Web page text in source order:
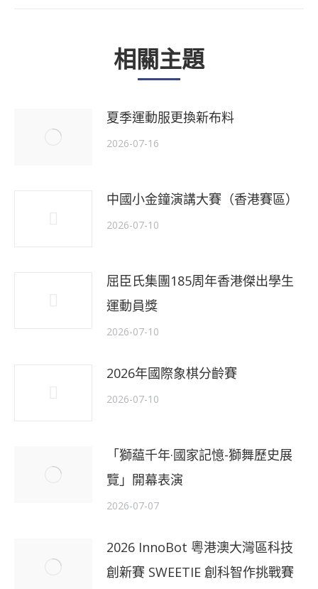
題
相關主題
夏季運動服更換新布料
2026-07-16
中國小金鐘演講大賽（香港賽區）
2026-07-10
屈臣氏集團185周年香港傑出學生
運動員獎
2026-07-10
2026年國際象棋分齡賽
2026-07-10
「獅藴千年·國家記憶-獅舞歷史展
覽」開幕表演
2026-07-07
2026 InnoBot 粵港澳大灣區科技
創新賽 SWEETIE 創科智作挑戰賽